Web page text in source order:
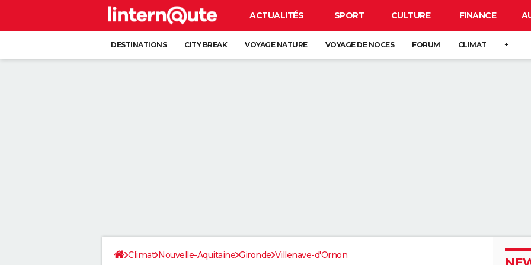
ACTUALITÉS SPORT CULTURE FINANCE
DESTINATIONS CITY BREAK VOYAGE NATURE VOYAGE DE NOCES FORUM CLIMAT +
Climat Nouvelle-Aquitaine Gironde Villenave-d'Ornon